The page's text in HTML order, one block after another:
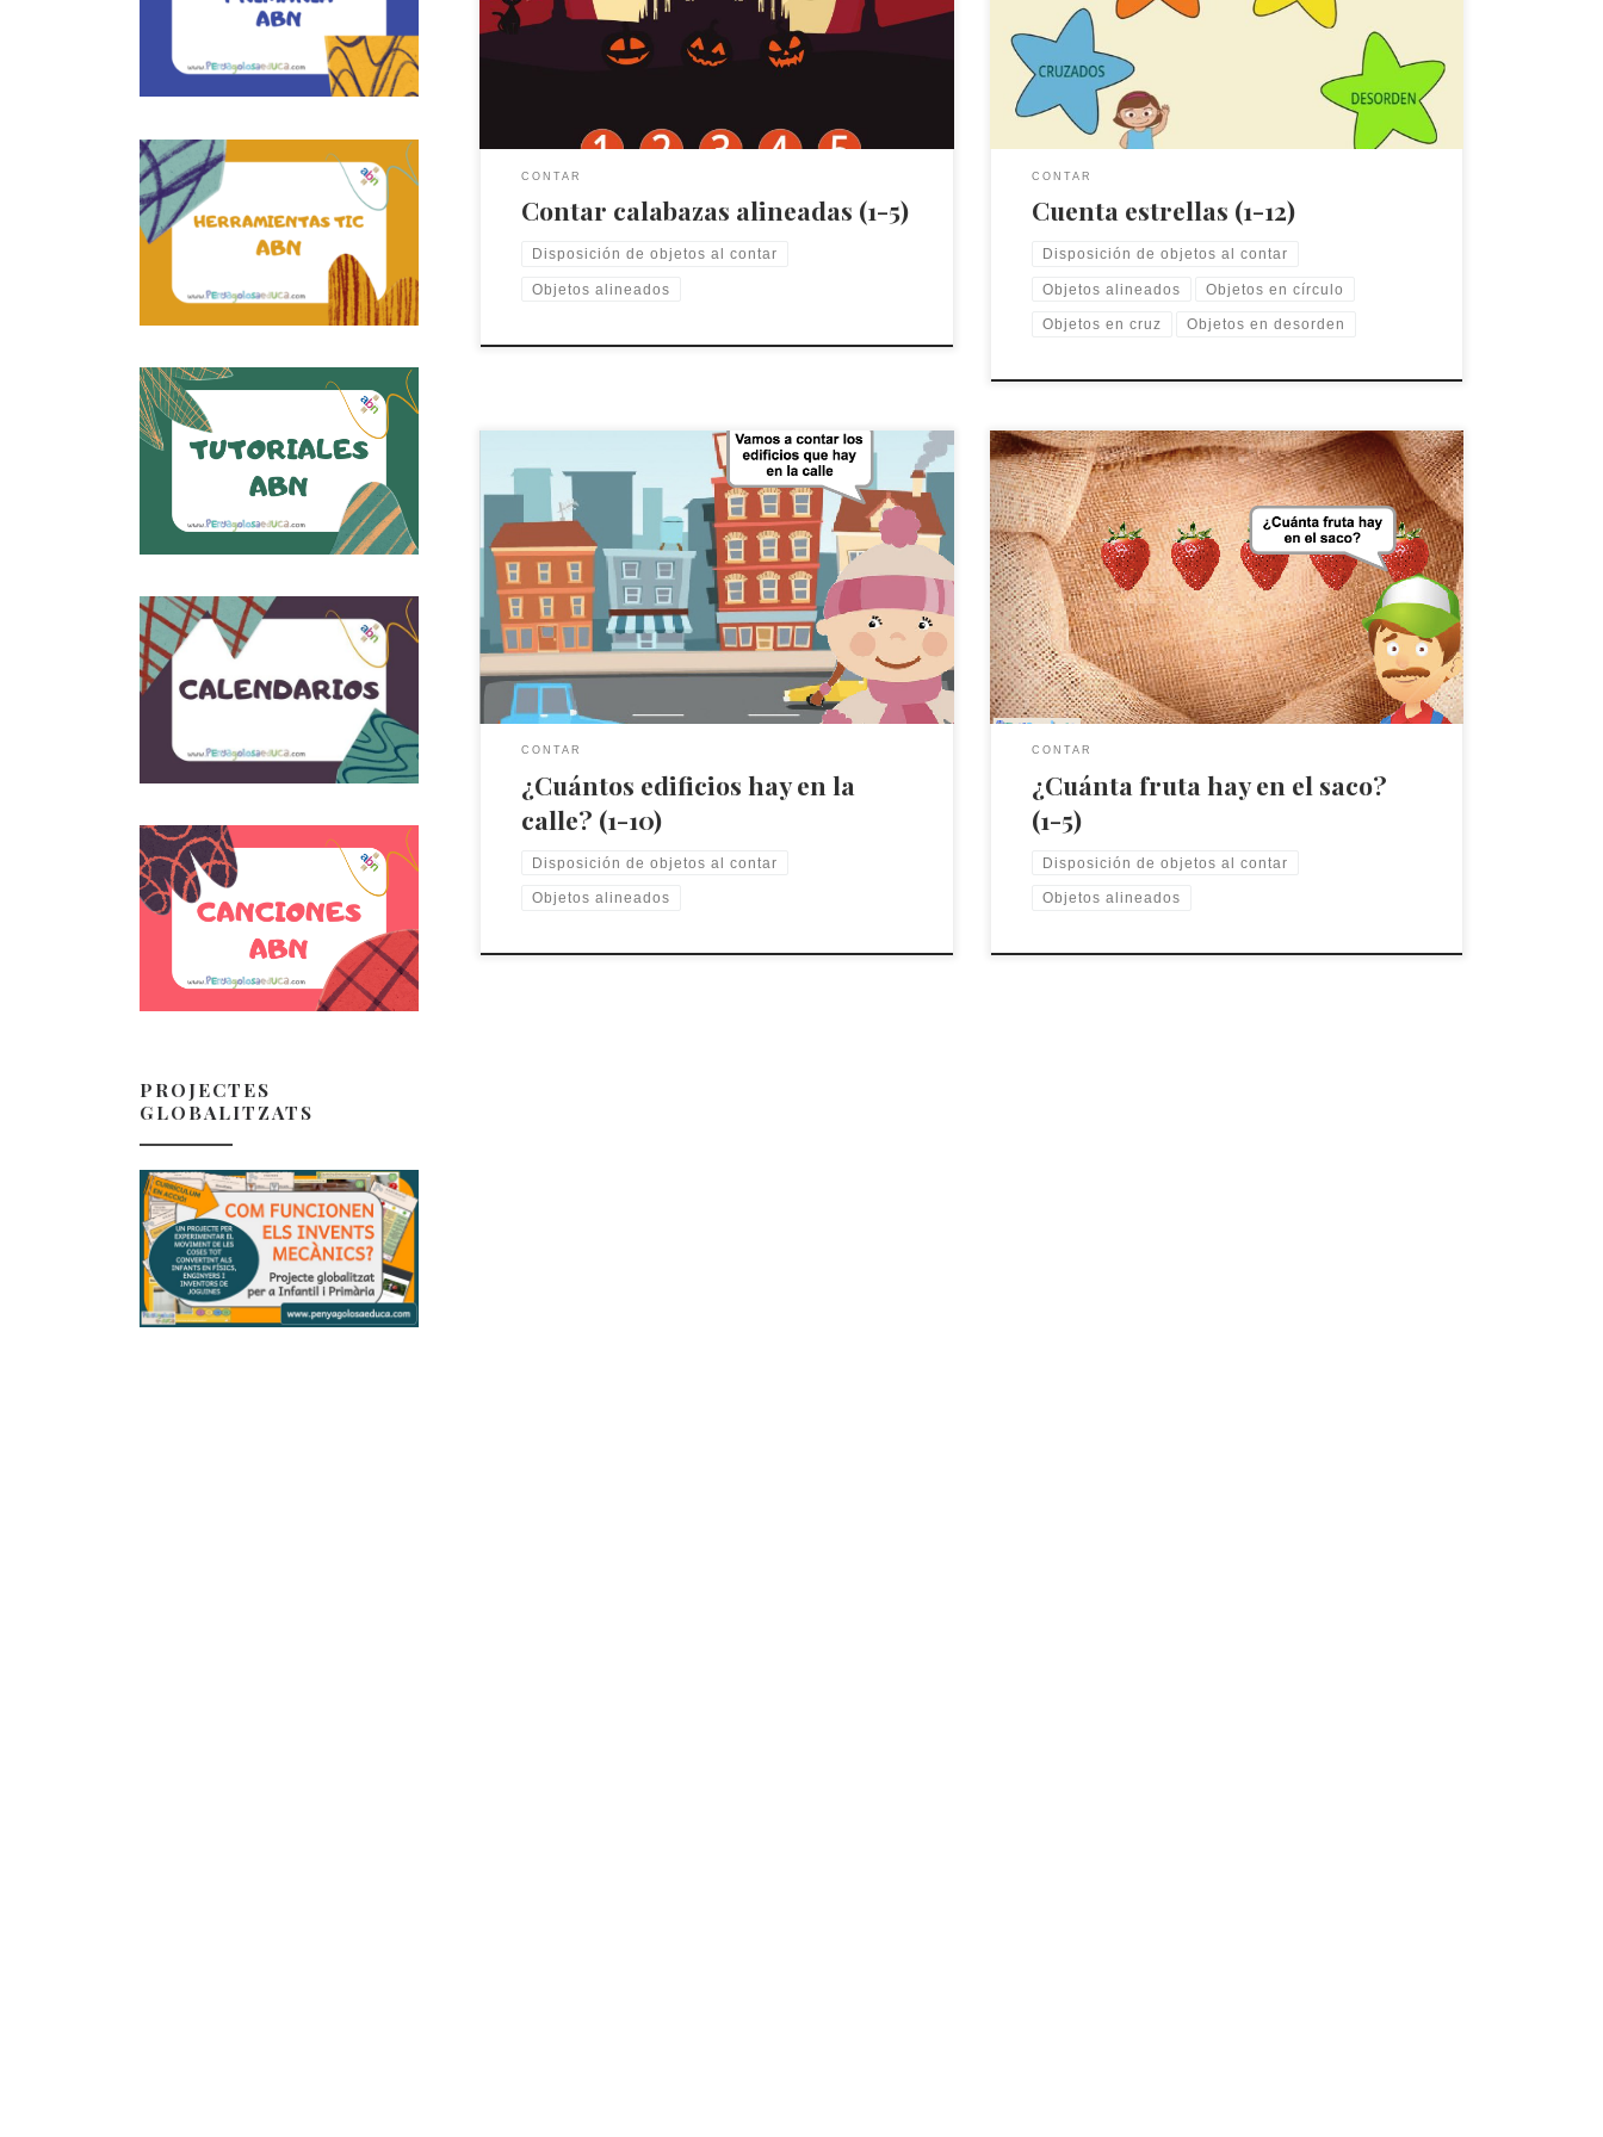
CONTAR
Contar calabazas alineadas (1-5)
Disposición de objetos al contar
Objetos alineados
estrellas aparecen
CONTAR
Cuenta estrellas (1-12)
Disposición de objetos al contar
Objetos alineados Objetos en círculo
Objetos en cruz Objetos en desorden
Este juego trabaja ladisposición de objetos alineados. El
jugador/a ha de contar las casas que aparecen en la calle,
dispuestas de manera ordenada y alineada.
CONTAR
¿Cuántos edificios hay en la
calle? (1-10)
Disposición de objetos al contar
Objetos alineados
Este juego trabaja la disposición de objetos alineados. El
jugador/a debe contar frutas dispuestas de manera
ordenada y alineada.
CONTAR
¿Cuánta fruta hay en el saco?
(1-5)
Disposición de objetos al contar
Objetos alineados
PROJECTES
GLOBALITZATS